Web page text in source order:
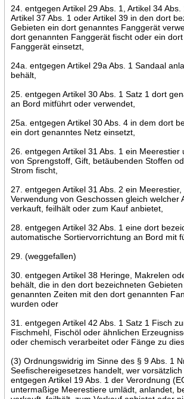
24. entgegen Artikel 29 Abs. 1, Artikel 34 Abs.
Artikel 37 Abs. 1 oder Artikel 39 in den dort
Gebieten ein dort genanntes Fanggerät
dort genannten Fanggerät fischt oder ein
Fanggerät einsetzt,
24a. entgegen Artikel 29a Abs. 1 Sandaal
behält,
25. entgegen Artikel 30 Abs. 1 Satz 1 dort
an Bord mitführt oder verwendet,
25a. entgegen Artikel 30 Abs. 4 in dem dort
ein dort genanntes Netz einsetzt,
26. entgegen Artikel 31 Abs. 1 ein Meerestier
von Sprengstoff, Gift, betäubenden Stoffen
Strom fischt,
27. entgegen Artikel 31 Abs. 2 ein
Verwendung von Geschossen gleich welcher
verkauft, feilhält oder zum Kauf anbietet,
28. entgegen Artikel 32 Abs. 1 eine dort
automatische Sortiervorrichtung an Bord mit
29. (weggefallen)
30. entgegen Artikel 38 Heringe, Makrelen
behält, die in den dort bezeichneten
genannten Zeiten mit den dort genannten
wurden oder
31. entgegen Artikel 42 Abs. 1 Satz 1 Fisch
Fischmehl, Fischöl oder ähnlichen
oder chemisch verarbeitet oder Fänge zu
(3) Ordnungswidrig im Sinne des § 9 Abs. 1
Seefischereigesetzes handelt, wer
entgegen Artikel 19 Abs. 1 der Verordnung
untermaßige Meerestiere umlädt, anlandet,